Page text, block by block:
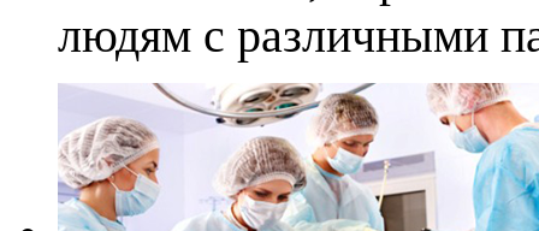
людям с различными